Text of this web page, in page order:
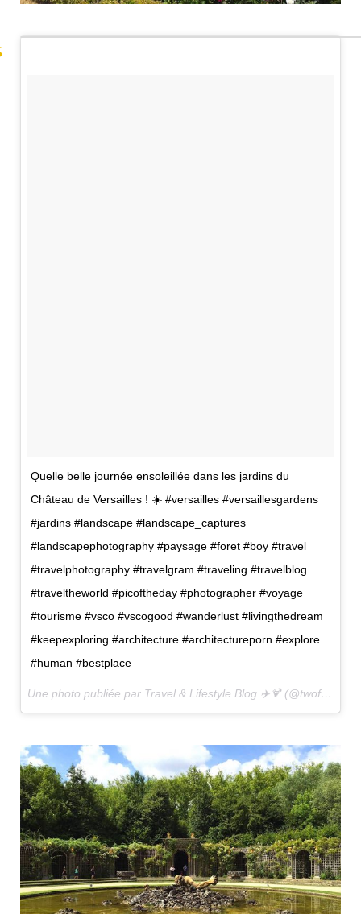
Quelle belle journée ensoleillée dans les jardins du
Château de Versailles ! ☀️ #versailles #versaillesgardens
#jardins #landscape #landscape_captures
#landscapephotography #paysage #foret #boy #travel
#travelphotography #travelgram #traveling #travelblog
#traveltheworld #picoftheday #photographer #voyage
#tourisme #vsco #vscogood #wanderlust #livingthedream
#keepexploring #architecture #architectureporn #explore
#human #bestplace
Une photo publiée par Travel & Lifestyle Blog ✈️🍹 (@twofrenchexplorers) le